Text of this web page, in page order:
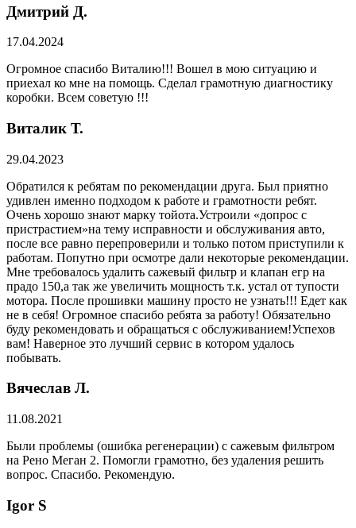
Дмитрий Д.
17.04.2024
Огромное спасибо Виталию!!! Вошел в мою ситуацию и
приехал ко мне на помощь. Сделал грамотную диагностику
коробки. Всем советую !!!
Виталик Т.
29.04.2023
Обратился к ребятам по рекомендации друга. Был приятно
удивлен именно подходом к работе и грамотности ребят.
Очень хорошо знают марку тойота.Устроили «допрос с
пристрастием»на тему исправности и обслуживания авто,
после все равно перепроверили и только потом приступили к
работам. Попутно при осмотре дали некоторые рекомендации.
Мне требовалось удалить сажевый фильтр и клапан егр на
прадо 150,а так же увеличить мощность т.к. устал от тупости
мотора. После прошивки машину просто не узнать!!! Едет как
не в себя! Огромное спасибо ребята за работу! Обязательно
буду рекомендовать и обращаться с обслуживанием!Успехов
вам! Наверное это лучший сервис в котором удалось
побывать.
Вячеслав Л.
11.08.2021
Были проблемы (ошибка регенерации) с сажевым фильтром
на Рено Меган 2. Помогли грамотно, без удаления решить
вопрос. Спасибо. Рекомендую.
​Igor S